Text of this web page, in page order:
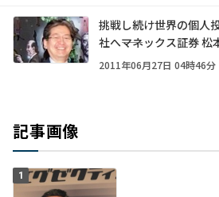
挑戦し続け世界の個人
社へ――マネックス証券 松
2011年06月27日 04時46分
記事画像
1